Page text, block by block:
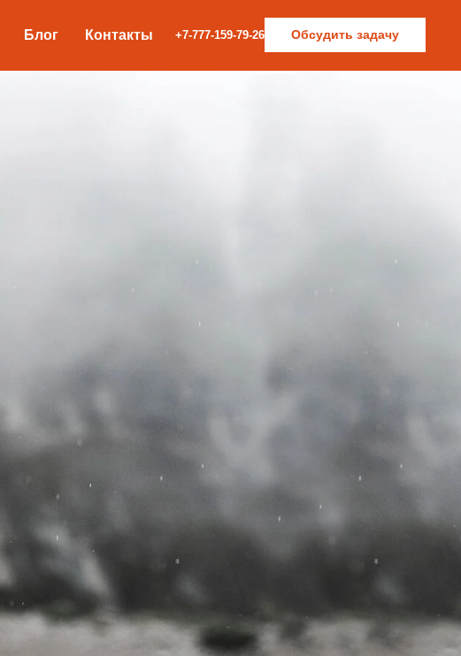
Блог Контакты +7-777-159-79-26 Обсудить задачу